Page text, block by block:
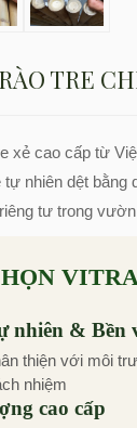
TRE
xẻ cao cấp từ
tự nhiên dệt bằng
tư trong
nhiên & Bền
thiện với môi
nhiệm
cao cấp